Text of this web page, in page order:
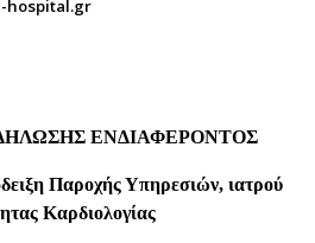
-hospital.gr
ΕΝΔΙΑΦΕΡΟΝΤΟΣ
Παροχής Υπηρεσιών, ιατρού
Καρδιολογίας